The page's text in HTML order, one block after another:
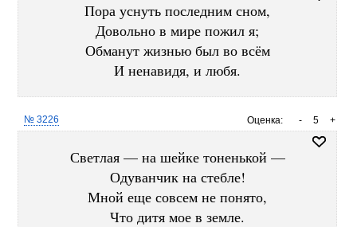
Пора уснуть последним сном,
Довольно в мире пожил я;
Обманут жизнью был во всём
И ненавидя, и любя.
Оценка: +
5
-
№ 3226
Светлая — на шейке тоненькой —
Одуванчик на стебле!
Мной еще совсем не понято,
Что дитя мое в земле.